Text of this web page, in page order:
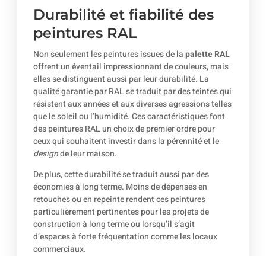
Durabilité et fiabilité des
peintures RAL
Non seulement les peintures issues de lapalette RAL
offrent un éventail impressionnant de couleurs, mais
elles se distinguent aussi par leur durabilité. La
qualité garantie par RAL se traduit par des teintes qui
résistent aux années et aux diverses agressions telles
que le soleil ou l’humidité. Ces caractéristiques font
des peintures RAL un choix de premier ordre pour
ceux qui souhaitent investir dans la pérennité et le
designde leur maison.
De plus, cette durabilité se traduit aussi par des
économies à long terme. Moins de dépenses en
retouches ou en repeinte rendent ces peintures
particulièrement pertinentes pour les projets de
construction à long terme ou lorsqu’il s’agit
d’espaces à forte fréquentation comme les locaux
commerciaux.